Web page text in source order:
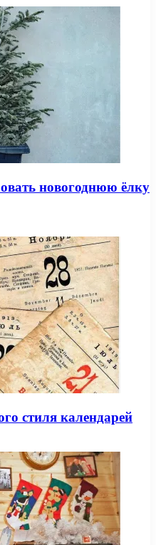
новогоднюю ёлку
стиля календарей